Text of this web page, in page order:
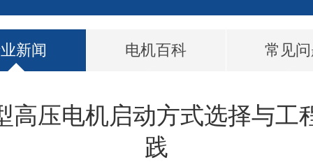
新闻 电机百科 常见
高压电机启动方式选择与工
践